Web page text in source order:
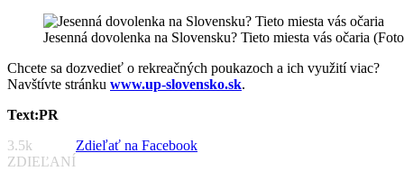
Jesenná dovolenka na Slovensku? Tieto miesta vás očaria
Chcete sa dozvedieť o rekreačných poukazoch a ich využití viac?
Navštívte stránku www.up-slovensko.sk.
Text:PR
3.5k
ZDIEĽANÍ
Zdieľať na Facebook